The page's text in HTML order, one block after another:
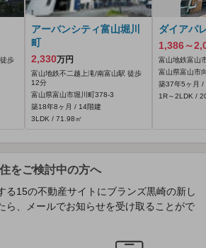
歩
アーバンシティ富山堀川
町
2,330万円
富山地鉄不二越上滝/南富山駅 徒歩
12分
富山県富山市堀川町378‐3
築18年8ヶ月 / 14階建
3LDK / 71.98㎡
ダイアパ
1,386～
富山地鉄富山
富山県富山市
築37年5ヶ月 /
1R～2LDK /
をご検討中の方へ
る15の不動産サイトにブランズ黒崎の新し
ら、メールでお知らせを受け取ることがで